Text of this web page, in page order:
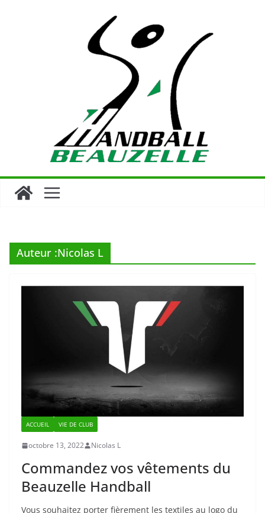
Auteur :Nicolas L
ACCUEIL VIE DE CLUB
octobre 13, 2022 Nicolas L
Commandez vos vêtements du
Beauzelle Handball
Vous souhaitez porter fièrement les textiles au logo du